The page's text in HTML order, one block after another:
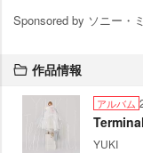
Sponsored by ソニー・
作品情報
アルバム
Terminal
YUKI